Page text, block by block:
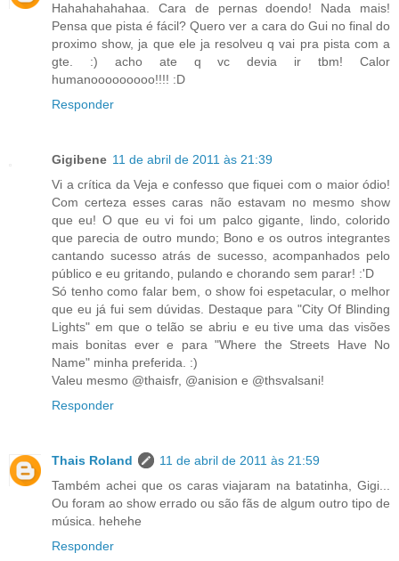
Hahahahahahaa. Cara de pernas doendo! Nada mais!
Pensa que pista é fácil? Quero ver a cara do Gui no final do
proximo show, ja que ele ja resolveu q vai pra pista com a
gte. :) acho ate q vc devia ir tbm! Calor
humanooooooooo!!!! :D
Responder
Gigibene 11 de abril de 2011 às 21:39
Vi a crítica da Veja e confesso que fiquei com o maior ódio!
Com certeza esses caras não estavam no mesmo show
que eu! O que eu vi foi um palco gigante, lindo, colorido
que parecia de outro mundo; Bono e os outros integrantes
cantando sucesso atrás de sucesso, acompanhados pelo
público e eu gritando, pulando e chorando sem parar! :'D
Só tenho como falar bem, o show foi espetacular, o melhor
que eu já fui sem dúvidas. Destaque para "City Of Blinding
Lights" em que o telão se abriu e eu tive uma das visões
mais bonitas ever e para "Where the Streets Have No
Name" minha preferida. :)
Valeu mesmo @thaisfr, @anision e @thsvalsani!
Responder
Thais Roland
11 de abril de 2011 às 21:59
Também achei que os caras viajaram na batatinha, Gigi...
Ou foram ao show errado ou são fãs de algum outro tipo de
música. hehehe
Responder